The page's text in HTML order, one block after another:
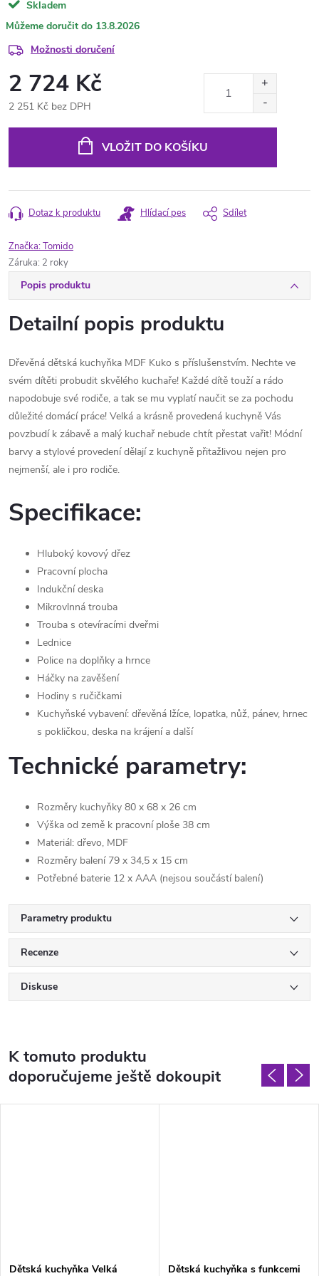
Skladem
13.8.2026
Možnosti doručení
2 724 Kč
2 251 Kč bez DPH
VLOŽIT DO KOŠÍKU
Dotaz k produktu Hlídací pes Sdílet
Značka:Tomido
Záruka: 2 roky
Popis produktu
Detailní popis produktu
Dřevěná dětská kuchyňka MDF Kuko s příslušenstvím. Nechte ve
svém dítěti probudit skvělého kuchaře! Každé dítě touží a rádo
napodobuje své rodiče, a tak se mu vyplatí naučit se za pochodu
důležité domácí práce! Velká a krásně provedená kuchyně Vás
povzbudí k zábavě a malý kuchař nebude chtít přestat vařit! Módní
barvy a stylové provedení dělají z kuchyně přitažlivou nejen pro
nejmenší, ale i pro rodiče.
Specifikace:
Hluboký kovový dřez
Pracovní plocha
Indukční deska
Mikrovlnná trouba
Trouba s otevíracími dveřmi
Lednice
Police na doplňky a hrnce
Háčky na zavěšení
Hodiny s ručičkami
Kuchyňské vybavení: dřevěná lžíce, lopatka, nůž, pánev, hrnec
s pokličkou, deska na krájení a další
Technické parametry:
Rozměry kuchyňky 80 x 68 x 26 cm
Výška od země k pracovní ploše 38 cm
Materiál: dřevo, MDF
Rozměry balení 79 x 34,5 x 15 cm
Potřebné baterie 12 x AAA (nejsou součástí balení)
Parametry produktu
Recenze
Diskuse
K tomuto produktu
doporučujeme ještě dokoupit
Dětská kuchyňka Velká Dětská kuchyňka s funkcemi